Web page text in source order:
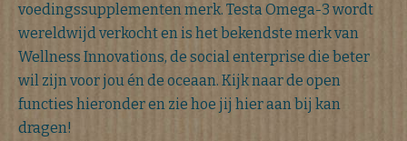
voedingssupplementen merk. Testa Omega-3 wordt
wereldwijd verkocht en is het bekendste merk van
Wellness Innovations, de social enterprise die beter
wil zijn voor jou én de oceaan. Kijk naar de open
functies hieronder en zie hoe jij hier aan bij kan
dragen!